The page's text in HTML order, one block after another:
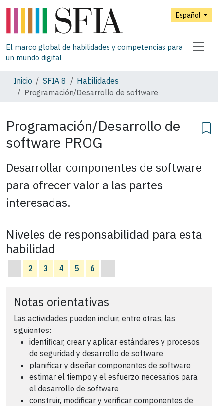
Español
El marco global de habilidades y competencias para
un mundo digital
Inicio SFIA 8
Habilidades
Programación/Desarrollo de software
Programación/Desarrollo de
software PROG
Desarrollar componentes de software
para ofrecer valor a las partes
interesadas.
Niveles de responsabilidad para esta
habilidad
2 3 4 5 6
Notas orientativas
Las actividades pueden incluir, entre otras, las
siguientes:
identificar, crear y aplicar estándares y procesos
de seguridad y desarrollo de software
planificar y diseñar componentes de software
estimar el tiempo y el esfuerzo necesarios para
el desarrollo de software
construir, modificar y verificar componentes de